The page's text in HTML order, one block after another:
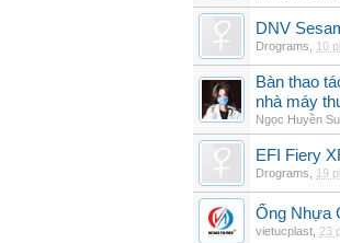
DNV
Drograms 10
Bàn thao
nhà máy
Ngọc Huyền
EFI Fiery
Drograms 19
Ống Nhựa
vietucplast 23